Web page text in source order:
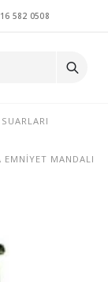
582 0508
EMNIYET MANDALI